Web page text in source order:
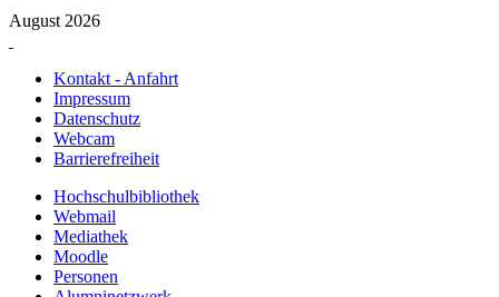
August 2026
Kontakt - Anfahrt
Impressum
Datenschutz
Webcam
Barrierefreiheit
Hochschulbibliothek
Webmail
Mediathek
Moodle
Personen